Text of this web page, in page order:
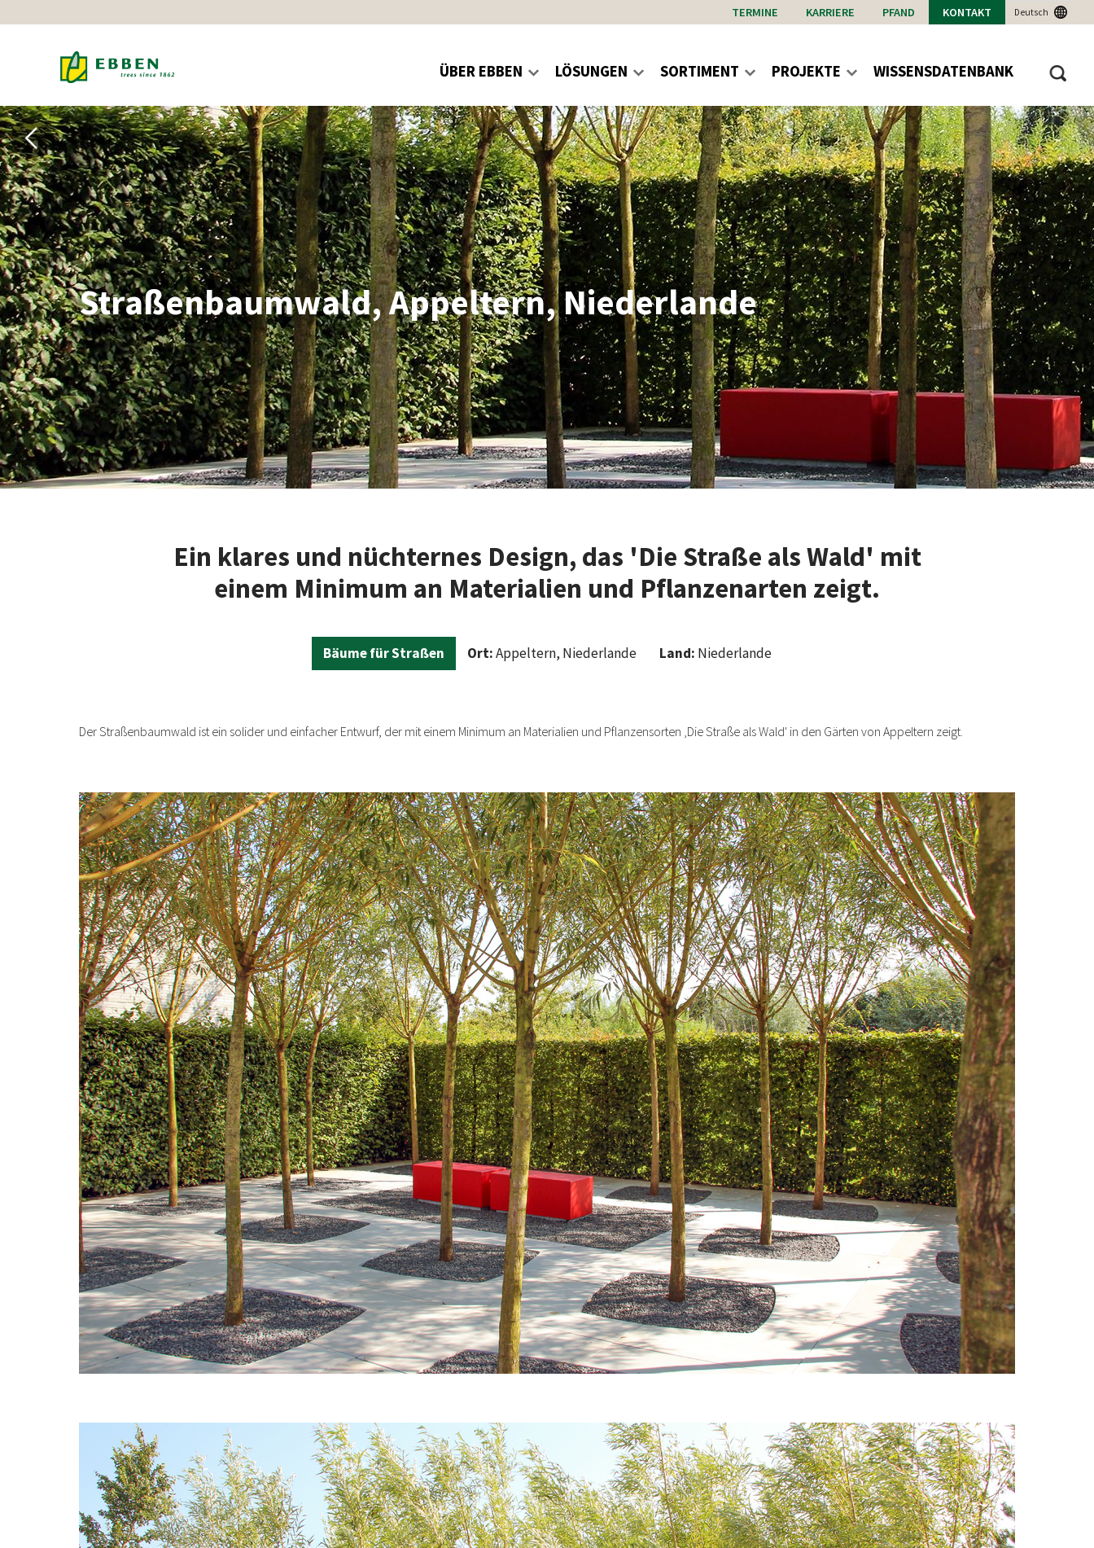
TERMINE KARRIERE PFAND KONTAKT Deutsch
ÜBER EBBEN LÖSUNGEN SORTIMENT PROJEKTE WISSENSDATENBANK
Straßenbaumwald, Appeltern, Niederlande
Ein klares und nüchternes Design, das 'Die Straße als Wald' mit
einem Minimum an Materialien und Pflanzenarten zeigt.
Bäume für Straßen Ort:Appeltern, Niederlande Land: Niederlande
Der Straßenbaumwald ist ein solider und einfacher Entwurf, der mit einem Minimum an Materialien und Pflanzensorten ‚Die Straße als Wald' in den Gärten von Appeltern zeigt.